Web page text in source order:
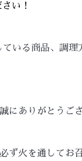
い！
いる商品、調理
にありがとうござ
ず火を通してお